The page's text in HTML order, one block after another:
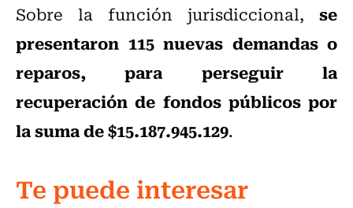
Sobre la función jurisdiccional, se
presentaron 115 nuevas demandas o
reparos, para perseguir la
recuperación de fondos públicos por
la suma de $15.187.945.129.
Te puede interesar